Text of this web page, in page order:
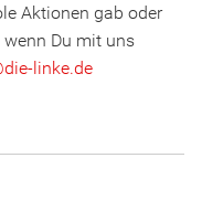
Aktionen gab oder
Du mit uns
die-linke.de